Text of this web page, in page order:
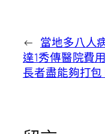
← 當地多八人
達1秀傳醫院費
長者盡能夠打